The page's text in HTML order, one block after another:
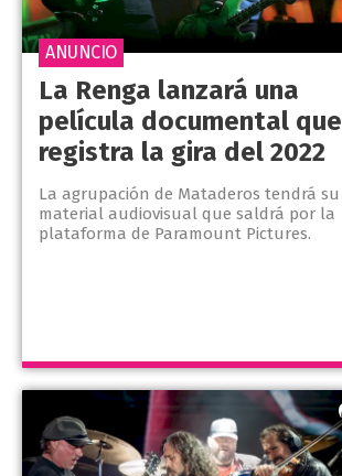
La Renga lanzará una
película documental que
registra la gira del 2022
La agrupación de Mataderos tendrá su
material audiovisual que saldrá por la
plataforma de Paramount Pictures.
ANUNCIO